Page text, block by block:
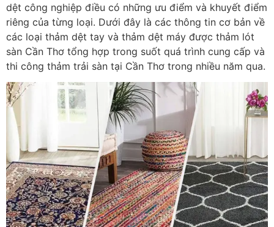
dệt công nghiệp điều có những ưu điểm và khuyết điểm
riêng của từng loại. Dưới đây là các thông tin cơ bản về
các loại thảm dệt tay và thảm dệt máy được thảm lót
sàn Cần Thơ tổng hợp trong suốt quá trình cung cấp và
thi công thảm trải sàn tại Cần Thơ trong nhiều năm qua.